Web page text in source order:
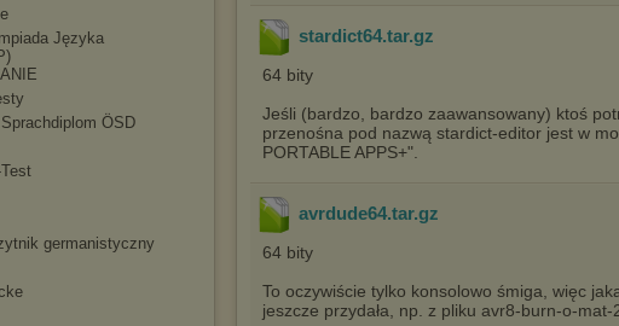
Języka
ÖSD
germanistyczny
stardict64.tar.gz
64 bity
Jeśli (bardzo, bardzo zaawansowany) ktoś
przenośna pod nazwą stardict-editor jest w
PORTABLE APPS+".
avrdude64.tar.gz
64 bity
To oczywiście tylko konsolowo śmiga, więc
jeszcze przydała, np. z pliku avr8-burn-o-